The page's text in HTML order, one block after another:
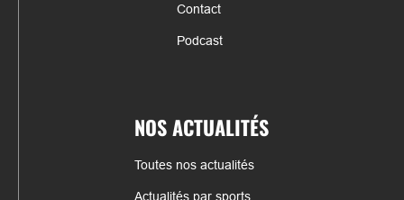
Contact
Podcast
NOS ACTUALITÉS
Toutes nos actualités
Actualités par sports